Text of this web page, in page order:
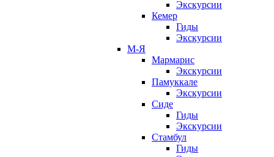
Экскурсии
Кемер
Гиды
Экскурсии
М-Я
Мармарис
Экскурсии
Памуккале
Экскурсии
Сиде
Гиды
Экскурсии
Стамбул
Гиды